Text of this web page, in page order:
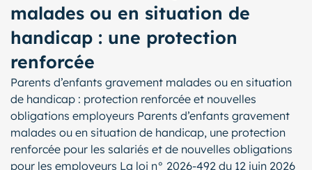
malades ou en situation de
handicap : une protection
renforcée
Parents d’enfants gravement malades ou en situation
de handicap : protection renforcée et nouvelles
obligations employeurs Parents d’enfants gravement
malades ou en situation de handicap, une protection
renforcée pour les salariés et de nouvelles obligations
pour les employeurs La loi n° 2026-492 du 12 juin 2026